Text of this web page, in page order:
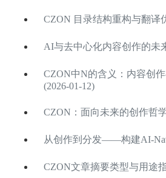
CZON 目录结构重构与翻译
AI与去中心化内容创作的未
CZON中N的含义：内容创
(2026-01-12)
CZON：面向未来的创作哲
从创作到分发——构建AI-
CZON文章摘要类型与用途